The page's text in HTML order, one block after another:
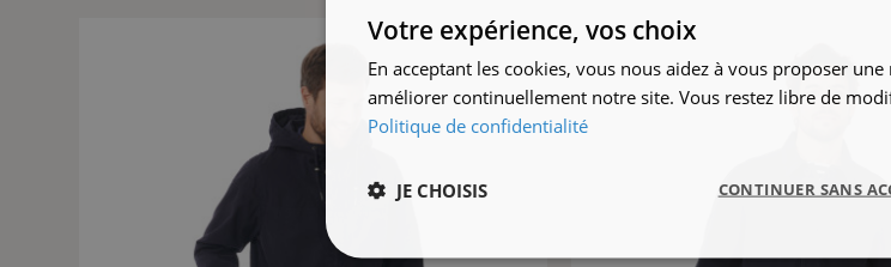
Votre expérience, vos choix
En acceptant les cookies, vous nous aidez à vous proposer
améliorer continuellement notre site. Vous restez libre de
Politique de confidentialité
CONTINUER SANS
JE CHOISIS